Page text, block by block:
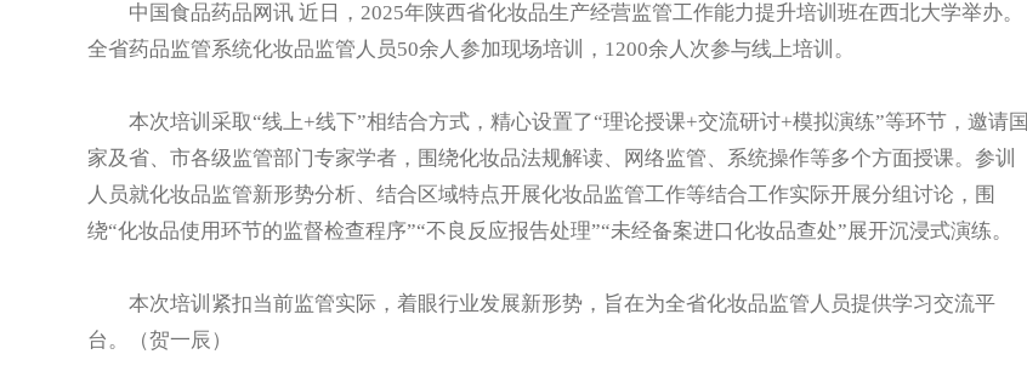
中国食品药品网讯 近日，2025年陕西省化妆品生产经营监管工作能力提升培训班在西北大学举办。
全省药品监管系统化妆品监管人员50余人参加现场培训，1200余人次参与线上培训。
本次培训采取“线上+线下”相结合方式，精心设置了“理论授课+交流研讨+模拟演练”等环节，邀请国
家及省、市各级监管部门专家学者，围绕化妆品法规解读、网络监管、系统操作等多个方面授课。参训
人员就化妆品监管新形势分析、结合区域特点开展化妆品监管工作等结合工作实际开展分组讨论，围
绕“化妆品使用环节的监督检查程序”“不良反应报告处理”“未经备案进口化妆品查处”展开沉浸式演练。
本次培训紧扣当前监管实际，着眼行业发展新形势，旨在为全省化妆品监管人员提供学习交流平
台。（贺一辰）